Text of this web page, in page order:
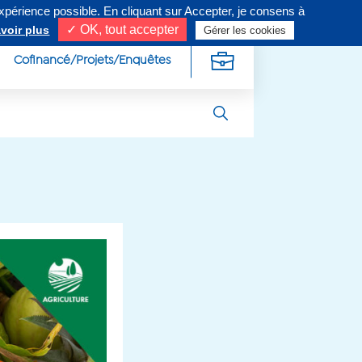
nous sur
Cofinancé/Projets/Enquêtes
possible. En cliquant sur Accepter, je consens à
plus ✓ OK, tout accepter Gérer les cookies